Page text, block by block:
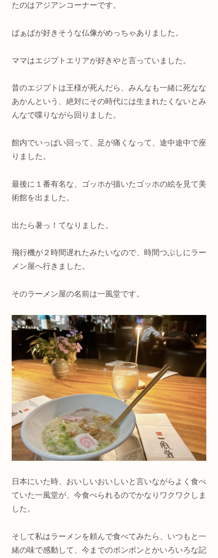
たのはアジアンコーナーです。
ばぁばが好きそうな仏像がめっちゃありました。
ママはエジプトエリアが好きやと言っていました。
昔のエジプトは王様が死んだら、みんなも一緒に死なな
あかんという、絶対にその時代には生まれたくないとみ
んなで喋りながら回りました。
館内でいっぱい回って、足が痛くなって、途中途中で座
りました。
最後に１番有名な、ゴッホが描いたゴッホの絵を見て美
術館を出ました。
出たら暑っ！てなりました。
飛行機が２時間遅れたみたいなので、時間つぶしにラー
メン屋へ行きました。
そのラーメン屋の名前は一風堂です。
日本にいた時、おいしいおいしいと言いながらよく食べ
ていた一風堂が、今食べられるのでかなりワクワクしま
した。
そして私はラーメンを頼んで食べてみたら、いつもと一
緒の味で感動して、今までのボンボンとかいろいろな記